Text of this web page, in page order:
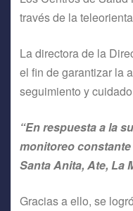
través de la
La directora de la
el fin de garantizar la
seguimiento y
“En respuesta a la
monitoreo
Santa Anita, Ate, La
Gracias a ello, se